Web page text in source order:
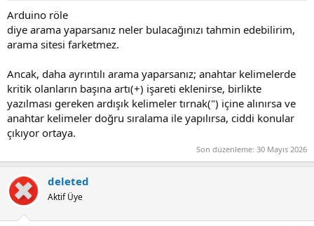
Arduino röle
diye arama yaparsanız neler bulacağınızı tahmin edebilirim,
arama sitesi farketmez.
Ancak, daha ayrıntılı arama yaparsanız; anahtar kelimelerde
kritik olanların başına artı(+) işareti eklenirse, birlikte
yazılması gereken ardışık kelimeler tırnak(") içine alınırsa ve
anahtar kelimeler doğru sıralama ile yapılırsa, ciddi konular
çıkıyor ortaya.
Son düzenleme: 30 Mayıs 2026
deleted
Aktif Üye